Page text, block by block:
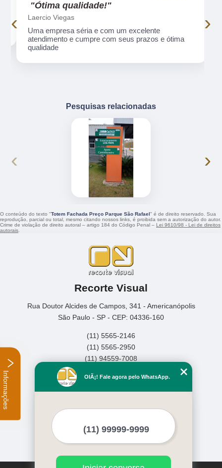
"Ótima qualidade!"
Laercio Viegas
Uma empresa séria e com um excelente
atendimento e cumpre com seus prazos e ótima
qualidade
‹ ›
Pesquisas relacionadas
‹ ›
O conteúdo do texto "Totem Fachada Preço Parque São Rafael" é de direito reservado. Sua
reprodução, parcial ou total, mesmo citando nossos links, é proibida sem a autorização do autor.
Crime de violação de direito autoral – artigo 184 do Código Penal – Lei 9610/98 - Lei de direitos
autorais
Recorte Visual
Rua Doutor Alcides de Campos, 341 - Americanópolis
São Paulo - SP - CEP: 04336-160
(11) 5565-2146
(11) 5565-2950
(11) 94559-7008
Home
Serviços
Mapa do site
Mais Serviços
OlÃ¡! Fale agora pelo WhatsApp.
Informações